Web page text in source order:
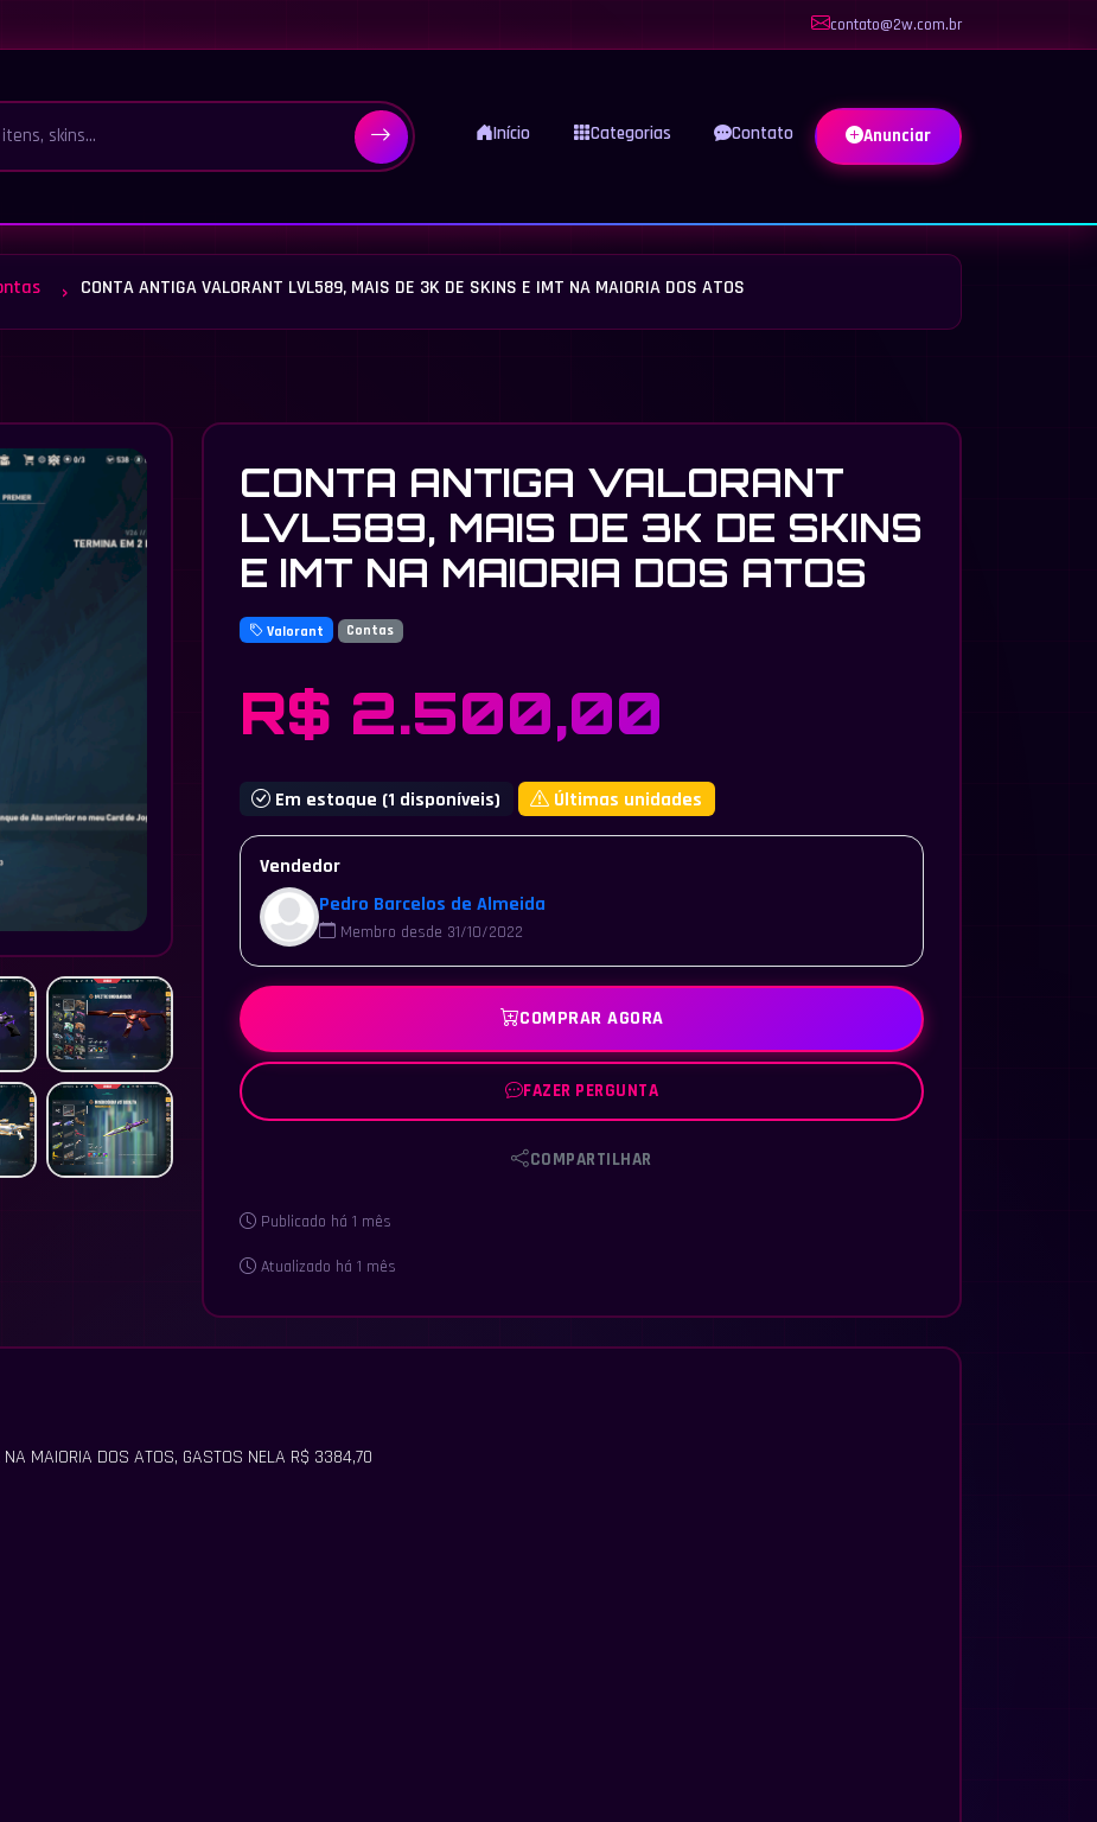
contato@2w.com.br
Início Categorias Contato Anunciar
CONTA ANTIGA VALORANT LVL589, MAIS DE 3K DE SKINS E IMT NA MAIORIA DOS ATOS
CONTA ANTIGA VALORANT
LVL589, MAIS DE 3K DE SKINS
E IMT NA MAIORIA DOS ATOS
Valorant Contas
R$ 2.500,00
Em estoque (1 disponíveis) Últimas unidades
Vendedor
Pedro Barcelos de Almeida
Membro desde 31/10/2022
COMPRAR AGORA
FAZER PERGUNTA
COMPARTILHAR
Publicado há 1 mês
Atualizado há 1 mês
MAIORIA DOS ATOS, GASTOS NELA R$ 3384,70